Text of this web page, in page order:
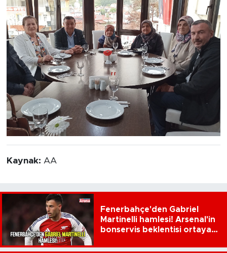
Kaynak: AA
Fenerbahçe'den Gabriel
Martinelli hamlesi! Arsenal'in
bonservis beklentisi ortaya